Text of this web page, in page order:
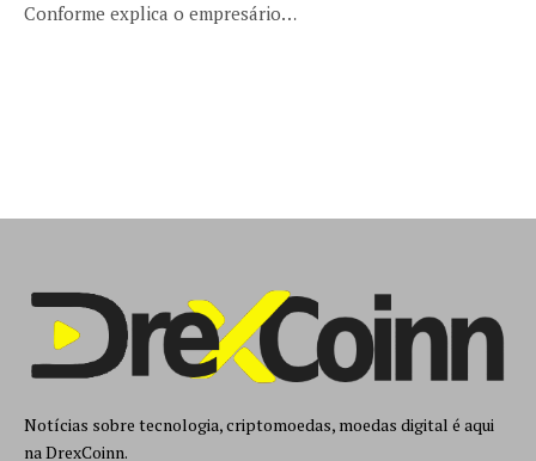
Conforme explica o empresário…
Notícias sobre tecnologia, criptomoedas, moedas digital é aqui
na DrexCoinn.